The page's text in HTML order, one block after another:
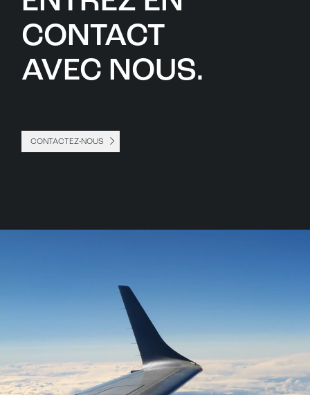
CONTACT
AVEC NOUS.
CONTACTEZ-NOUS